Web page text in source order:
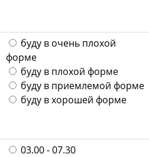
буду в очень плохой
форме
буду в плохой форме
буду в приемлемой форме
буду в хорошей форме
03.00 - 07.30